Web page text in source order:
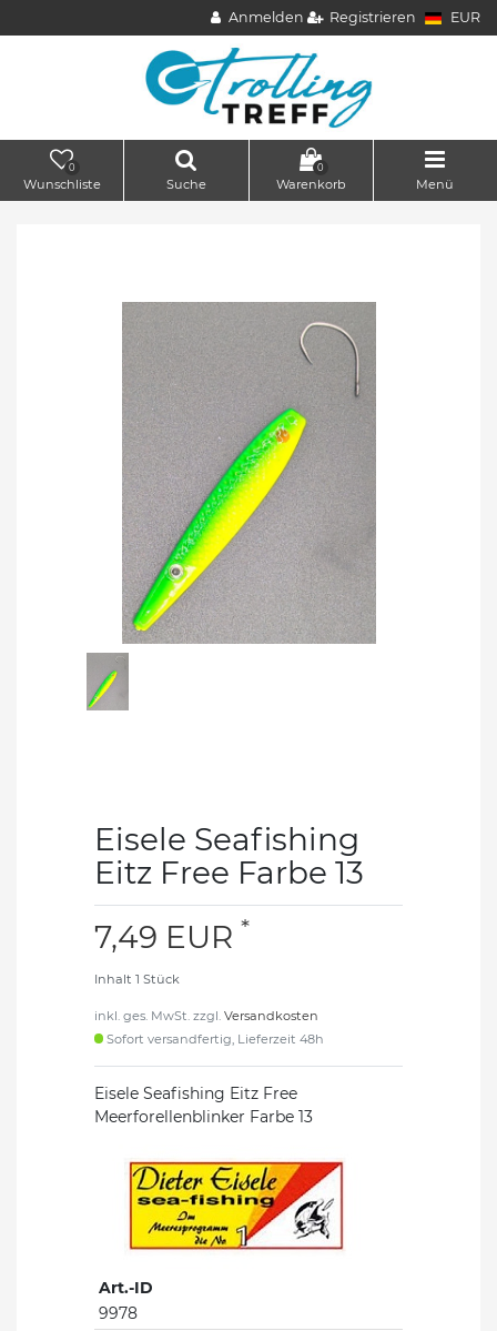
Anmelden Registrieren EUR
0
Wunschliste Suche
0
Warenkorb Menü
Eisele Seafishing
Eitz Free Farbe 13
7,49 EUR *
Inhalt 1 Stück
inkl. ges. MwSt. zzgl. Versandkosten
Sofort versandfertig, Lieferzeit 48h
Eisele Seafishing Eitz Free
Meerforellenblinker Farbe 13
Art.-ID
9978